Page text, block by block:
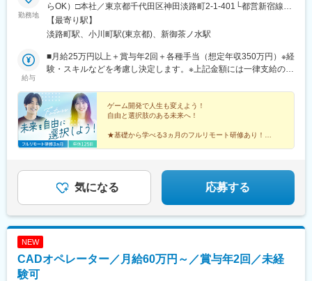
勤務地
らOK）□本社／東京都千代田区神田淡路町2-1-401└都営新宿線
「小川町駅」より徒歩1分└東京メトロ丸ノ内線「淡路町駅」より
徒歩2分└東京メトロ千代田線「新御茶ノ水駅」より徒歩3【研修
地は希望を考慮します。※転居を伴う転勤はありません。※すべて
徒歩10分以内の駅チカオフィスです。※フルリモート・在宅勤
【最寄り駅】
淡路町駅、小川町駅(東京都)、新御茶ノ水駅
給与
■月給25万円以上＋賞与年2回＋各種手当（想定年収350万円）※経
験・スキルなどを考慮し決定します。※上記金額には一律支給の住
（期間中は月給23万円以上で、その他の待遇に変更なし）☆経験
がある方は、現職・前職給与を考慮します。☆明確な評価制度あ
り。個人の頑張りに応じて評価します。【年収アップイメージ】
年収450万円（未経験入社2年目）年収590万円（未経験入社3年
目）年収770万円（未経験入社5年目）
ゲーム開発で人生も変えよう！
自由と選択肢のある未来へ！
★基礎から学べる3ヵ月のフルリモート研修あり！
★土日祝休み、年休125日でオフも充実♪
気になる 応募する
NEW
CADオペレーター／月給60万円～／賞与年2回／未経
験可